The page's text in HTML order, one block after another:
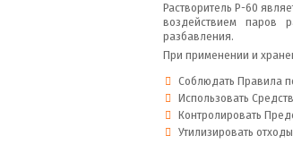
Растворитель Р-60
воздействием паров
разбавления.
При применении и
Соблюдать Правила
Использовать
Контролировать
Утилизировать